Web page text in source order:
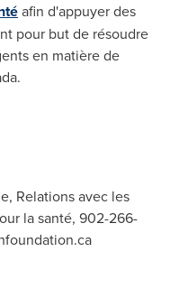
afin d'appuyer des
pour but de résoudre
en matière de
.
Relations avec les
la santé, 902-266-